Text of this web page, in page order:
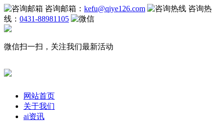
咨询邮箱： kefu@qiye126.com
咨询热
线： 0431-88981105
微信扫一扫，关注我们最新活动
网站首页
关于我们
ai资讯